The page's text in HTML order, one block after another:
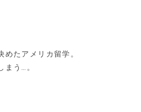
たアメリカ留学。
う…。